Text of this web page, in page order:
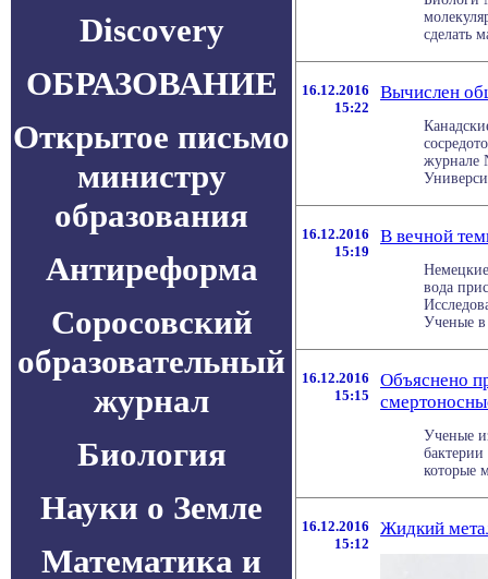
Discovery
ОБРАЗОВАНИЕ
Открытое письмо
министру
образования
Антиреформа
Соросовский
образовательный
журнал
Биология
Науки о Земле
Математика и
сделать
16.12.2016
15:22
Вычислен
журнале
16.12.2016
15:19
В вечной
вода
Ученые в
16.12.2016
15:15
Объяснено
Ученые
которые
16.12.2016
15:12
Жидкий